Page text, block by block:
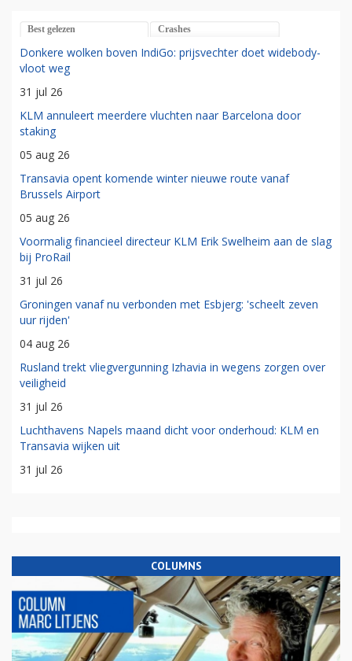
Best gelezen Crashes
Donkere wolken boven IndiGo: prijsvechter doet widebody-
vloot weg
31 jul 26
KLM annuleert meerdere vluchten naar Barcelona door
staking
05 aug 26
Transavia opent komende winter nieuwe route vanaf
Brussels Airport
05 aug 26
Voormalig financieel directeur KLM Erik Swelheim aan de slag
bij ProRail
31 jul 26
Groningen vanaf nu verbonden met Esbjerg: 'scheelt zeven
uur rijden'
04 aug 26
Rusland trekt vliegvergunning Izhavia in wegens zorgen over
veiligheid
31 jul 26
Luchthavens Napels maand dicht voor onderhoud: KLM en
Transavia wijken uit
31 jul 26
COLUMNS